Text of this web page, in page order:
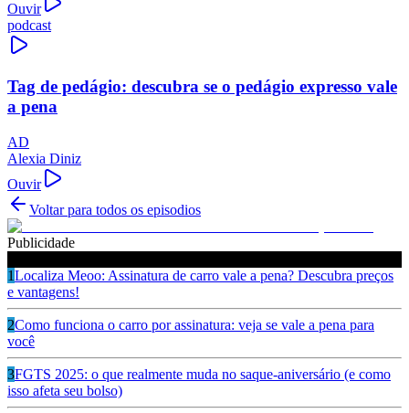
Ouvir
podcast
Tag de pedágio: descubra se o pedágio expresso vale
a pena
AD
Alexia Diniz
Ouvir
Voltar para todos os episodios
Publicidade
1Localiza Meoo: Assinatura de carro vale a pena? Descubra preços
e vantagens!
2Como funciona o carro por assinatura: veja se vale a pena para
você
3FGTS 2025: o que realmente muda no saque-aniversário (e como
isso afeta seu bolso)